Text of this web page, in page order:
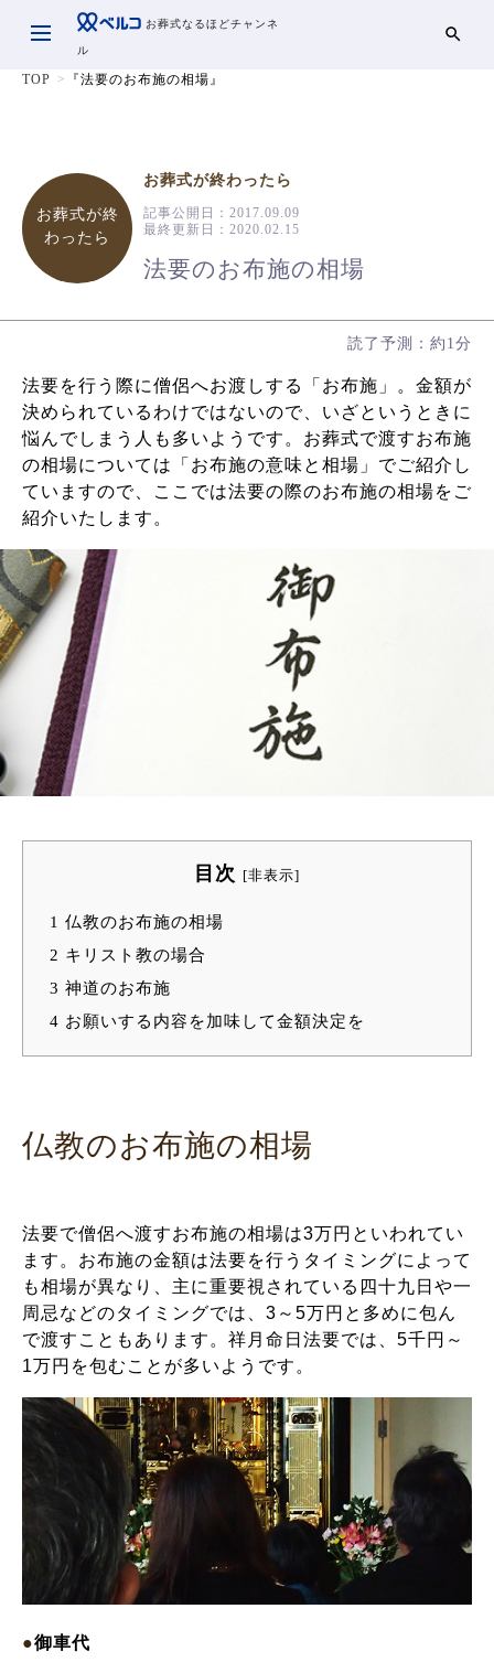
お葬式なるほどチャンネ
ル
TOP 『法要のお布施の相場』
お葬式が終
わったら
お葬式が終わったら
記事公開日： 2017.09.09
最終更新日： 2020.02.15
法要のお布施の相場
読了予測：約1分
法要を行う際に僧侶へお渡しする「お布施」。金額が
決められているわけではないので、いざというときに
悩んでしまう人も多いようです。お葬式で渡すお布施
の相場については「お布施の意味と相場」でご紹介し
ていますので、ここでは法要の際のお布施の相場をご
紹介いたします。
目次 [非表示]
1 仏教のお布施の相場
2 キリスト教の場合
3 神道のお布施
4 お願いする内容を加味して金額決定を
仏教のお布施の相場
法要で僧侶へ渡すお布施の相場は3万円といわれてい
ます。お布施の金額は法要を行うタイミングによって
も相場が異なり、主に重要視されている四十九日や一
周忌などのタイミングでは、3～5万円と多めに包ん
で渡すこともあります。祥月命日法要では、5千円～
1万円を包むことが多いようです。
●御車代